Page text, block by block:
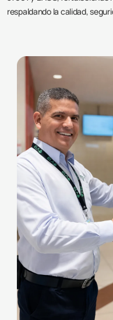
respaldando la calidad,